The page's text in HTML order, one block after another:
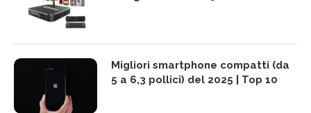
Migliori smartphone compatti (da
5 a 6,3 pollici) del 2025 | Top 10